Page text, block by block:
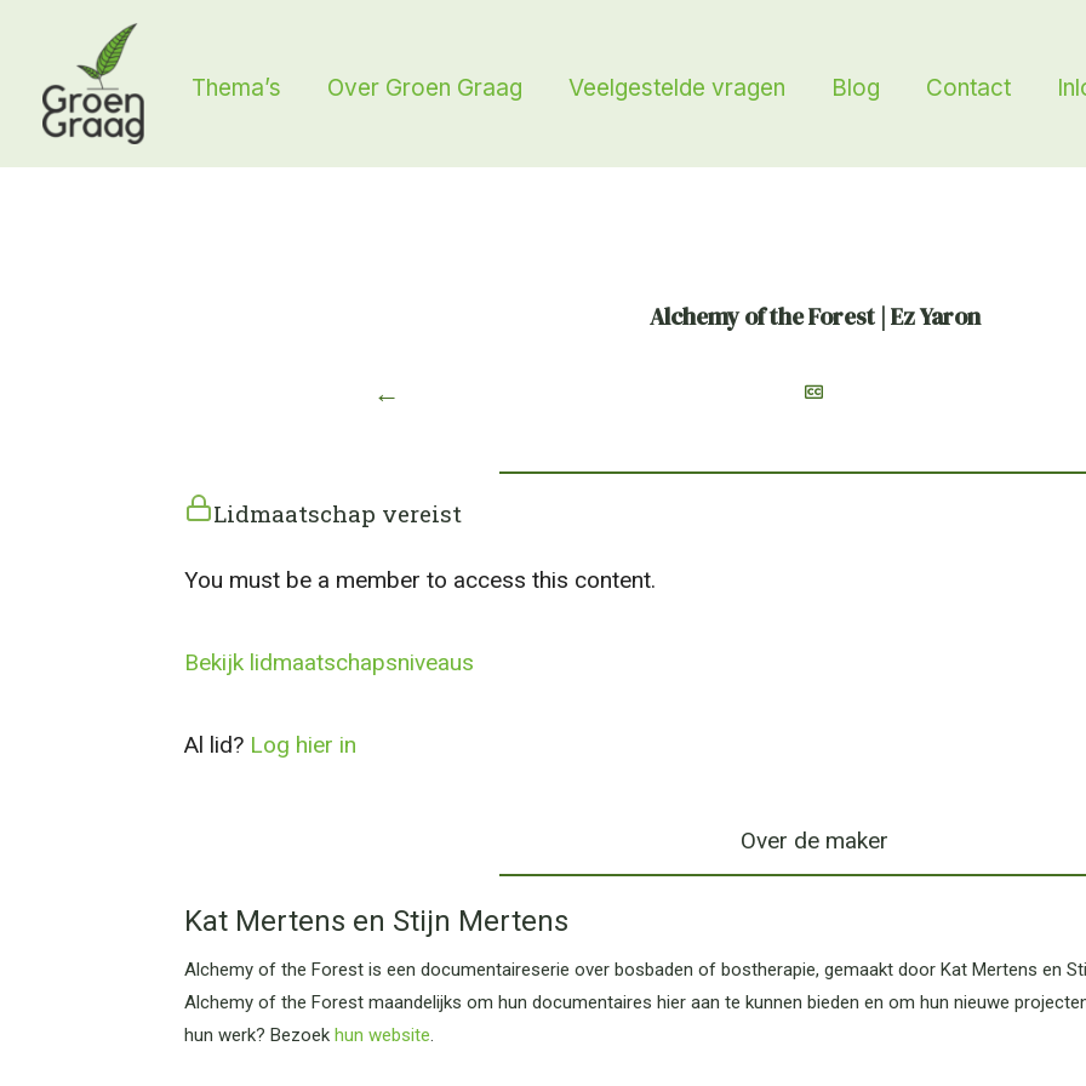
inhoud
Thema’s Over Groen Graag Veelgestelde vragen Blog Contact
Alchemy of the Forest | Ez Yaron
←
Lidmaatschap vereist
You must be a member to access this content.
Bekijk lidmaatschapsniveaus
Al lid? Log hier in
Over de maker
Kat Mertens en Stijn Mertens
Alchemy of the Forest is een documentaireserie over bosbaden of bostherapie, gemaakt door Kat Mertens en
Alchemy of the Forest maandelijks om hun documentaires hier aan te kunnen bieden en om hun nieuwe
hun werk? Bezoek hun website.